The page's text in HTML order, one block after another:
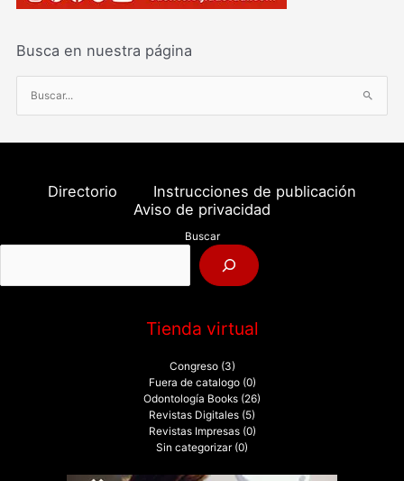
Busca en nuestra página
u
s
o
:
Directorio
Instrucciones de publicación
Aviso de privacidad
Buscar
Tienda virtual
Congreso (3)
Fuera de catalogo (0)
Odontología Books (26)
Revistas Digitales (5)
Revistas Impresas (0)
Sin categorizar (0)